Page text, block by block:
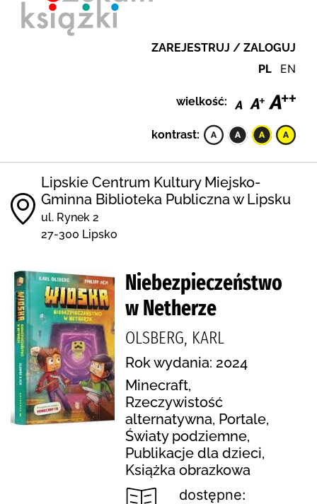
ZAREJESTRUJ / ZALOGUJ
PL EN
wielkość:
kontrast:
Lipskie Centrum Kultury Miejsko-
Gminna Biblioteka Publiczna w Lipsku
ul. Rynek 2
27-300 Lipsko
Niebezpieczeństwo
w Netherze
OLSBERG, KARL
Rok wydania: 2024
Minecraft,
Rzeczywistość
alternatywna, Portale,
Światy podziemne,
Publikacje dla dzieci,
Książka obrazkowa
dostępne: